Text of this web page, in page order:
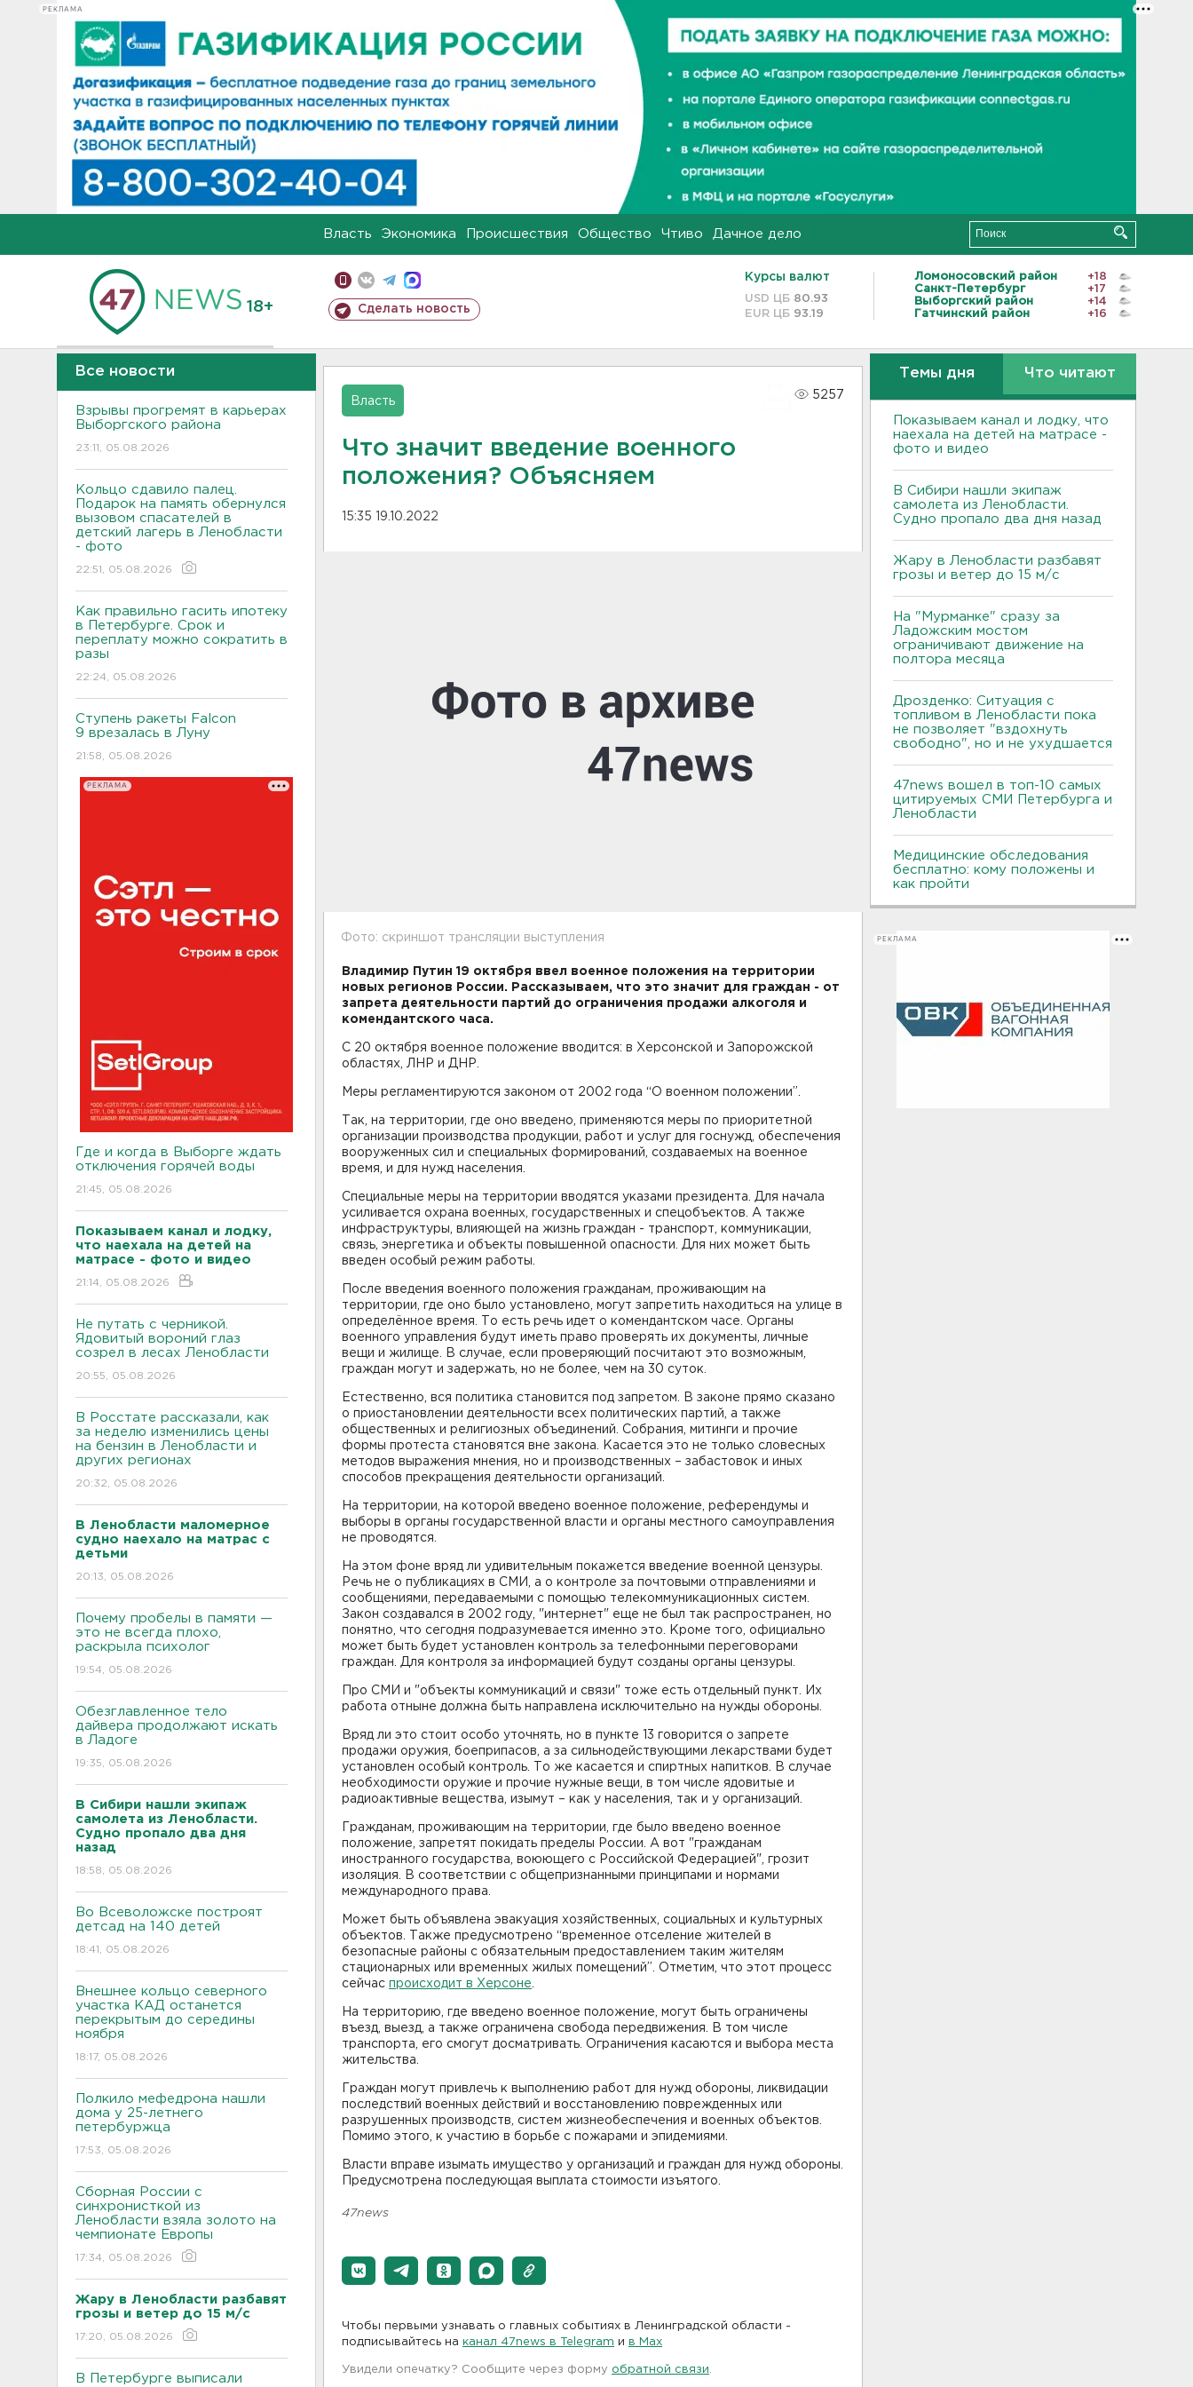
РЕКЛАМА
Власть Экономика Происшествия Общество Чтиво Дачное дело
18+ Сделать новость
Курсы валют
USD ЦБ 80.93
EUR ЦБ 93.19
Ломоносовский район
+18
Санкт-Петербург
+17
Выборгский район
+14
Гатчинский район
+16
Все новости
Взрывы прогремят в карьерах
Выборгского района
23:11, 05.08.2026
Кольцо сдавило палец.
Подарок на память обернулся
вызовом спасателей в
детский лагерь в Ленобласти
- фото
22:51, 05.08.2026
Как правильно гасить ипотеку
в Петербурге. Срок и
переплату можно сократить в
разы
22:24, 05.08.2026
Ступень ракеты Falcon
9 врезалась в Луну
21:58, 05.08.2026
РЕКЛАМА
Где и когда в Выборге ждать
отключения горячей воды
21:45, 05.08.2026
Показываем канал и лодку,
что наехала на детей на
матрасе - фото и видео
21:14, 05.08.2026
Не путать с черникой.
Ядовитый вороний глаз
созрел в лесах Ленобласти
20:55, 05.08.2026
В Росстате рассказали, как
за неделю изменились цены
на бензин в Ленобласти и
других регионах
20:32, 05.08.2026
В Ленобласти маломерное
судно наехало на матрас с
детьми
20:13, 05.08.2026
Почему пробелы в памяти —
это не всегда плохо,
раскрыла психолог
19:54, 05.08.2026
Обезглавленное тело
дайвера продолжают искать
в Ладоге
19:35, 05.08.2026
В Сибири нашли экипаж
самолета из Ленобласти.
Судно пропало два дня
назад
18:58, 05.08.2026
Во Всеволожске построят
детсад на 140 детей
18:41, 05.08.2026
Внешнее кольцо северного
участка КАД останется
перекрытым до середины
ноября
18:17, 05.08.2026
Полкило мефедрона нашли
дома у 25-летнего
петербуржца
17:53, 05.08.2026
Сборная России с
синхронисткой из
Ленобласти взяла золото на
чемпионате Европы
17:34, 05.08.2026
Жару в Ленобласти разбавят
грозы и ветер до 15 м/с
17:20, 05.08.2026
В Петербурге выписали
Власть
5257
Что значит введение военного
положения? Объясняем
15:35 19.10.2022
Фото: скриншот трансляции выступления
Владимир Путин 19 октября ввел военное положения на территории
новых регионов России. Рассказываем, что это значит для граждан - от
запрета деятельности партий до ограничения продажи алкоголя и
комендантского часа.
С 20 октября военное положение вводится: в Херсонской и Запорожской
областях, ЛНР и ДНР.
Меры регламентируются законом от 2002 года “О военном положении”.
Так, на территории, где оно введено, применяются меры по приоритетной
организации производства продукции, работ и услуг для госнужд, обеспечения
вооруженных сил и специальных формирований, создаваемых на военное
время, и для нужд населения.
Специальные меры на территории вводятся указами президента. Для начала
усиливается охрана военных, государственных и спецобъектов. А также
инфраструктуры, влияющей на жизнь граждан - транспорт, коммуникации,
связь, энергетика и объекты повышенной опасности. Для них может быть
введен особый режим работы.
После введения военного положения гражданам, проживающим на
территории, где оно было установлено, могут запретить находиться на улице в
определённое время. То есть речь идет о комендантском часе. Органы
военного управления будут иметь право проверять их документы, личные
вещи и жилище. В случае, если проверяющий посчитают это возможным,
граждан могут и задержать, но не более, чем на 30 суток.
Естественно, вся политика становится под запретом. В законе прямо сказано
о приостановлении деятельности всех политических партий, а также
общественных и религиозных объединений. Собрания, митинги и прочие
формы протеста становятся вне закона. Касается это не только словесных
методов выражения мнения, но и производственных – забастовок и иных
способов прекращения деятельности организаций.
На территории, на которой введено военное положение, референдумы и
выборы в органы государственной власти и органы местного самоуправления
не проводятся.
На этом фоне вряд ли удивительным покажется введение военной цензуры.
Речь не о публикациях в СМИ, а о контроле за почтовыми отправлениями и
сообщениями, передаваемыми с помощью телекоммуникационных систем.
Закон создавался в 2002 году, "интернет" еще не был так распространен, но
понятно, что сегодня подразумевается именно это. Кроме того, официально
может быть будет установлен контроль за телефонными переговорами
граждан. Для контроля за информацией будут созданы органы цензуры.
Про СМИ и "объекты коммуникаций и связи" тоже есть отдельный пункт. Их
работа отныне должна быть направлена исключительно на нужды обороны.
Вряд ли это стоит особо уточнять, но в пункте 13 говорится о запрете
продажи оружия, боеприпасов, а за сильнодействующими лекарствами будет
установлен особый контроль. То же касается и спиртных напитков. В случае
необходимости оружие и прочие нужные вещи, в том числе ядовитые и
радиоактивные вещества, изымут – как у населения, так и у организаций.
Гражданам, проживающим на территории, где было введено военное
положение, запретят покидать пределы России. А вот "гражданам
иностранного государства, воюющего с Российской Федерацией", грозит
изоляция. В соответствии с общепризнанными принципами и нормами
международного права.
Может быть объявлена эвакуация хозяйственных, социальных и культурных
объектов. Также предусмотрено “временное отселение жителей в
безопасные районы с обязательным предоставлением таким жителям
стационарных или временных жилых помещений”. Отметим, что этот процесс
сейчас происходит в Херсоне
На территорию, где введено военное положение, могут быть ограничены
въезд, выезд, а также ограничена свобода передвижения. В том числе
транспорта, его смогут досматривать. Ограничения касаются и выбора места
жительства.
Граждан могут привлечь к выполнению работ для нужд обороны, ликвидации
последствий военных действий и восстановлению поврежденных или
разрушенных производств, систем жизнеобеспечения и военных объектов.
Помимо этого, к участию в борьбе с пожарами и эпидемиями.
Власти вправе изымать имущество у организаций и граждан для нужд обороны.
Предусмотрена последующая выплата стоимости изъятого.
47news
Чтобы первыми узнавать о главных событиях в Ленинградской области -
подписывайтесь на канал 47news в Telegram и в Maх
Увидели опечатку? Сообщите через форму обратной связи
Темы дня Что читают
Показываем канал и лодку, что
наехала на детей на матрасе -
фото и видео
В Сибири нашли экипаж
самолета из Ленобласти.
Судно пропало два дня назад
Жару в Ленобласти разбавят
грозы и ветер до 15 м/с
На "Мурманке" сразу за
Ладожским мостом
ограничивают движение на
полтора месяца
Дрозденко: Ситуация с
топливом в Ленобласти пока
не позволяет "вздохнуть
свободно", но и не ухудшается
47news вошел в топ-10 самых
цитируемых СМИ Петербурга и
Ленобласти
Медицинские обследования
бесплатно: кому положены и
как пройти
РЕКЛАМА